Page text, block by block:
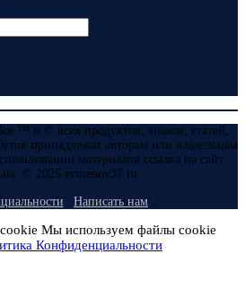
™ и © всех продуктов, знаков, статей,
принадлежат авторам или владельцам
материалов ссылка на сайт
© 2025 evmenov37.ru
Написать нам
cookie Мы используем файлы cookie
Конфиденциальности